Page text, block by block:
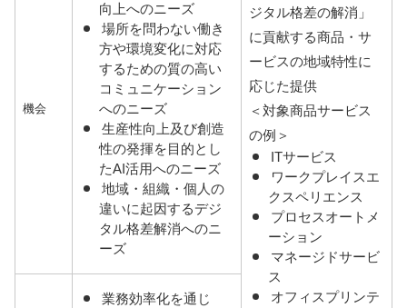
ジタル格差の解消」
に貢献する商品・サ
ービスの地域特性に
応じた提供
＜対象商品サービス
の例＞
ITサービス
ワークプレイスエ
クスペリエンス
プロセスオートメ
ーション
マネージドサービ
ス
オフィスプリンテ
機会
向上へのニーズ
場所を問わない働き
方や環境変化に対応
するための質の高い
コミュニケーション
へのニーズ
生産性向上及び創造
性の発揮を目的とし
たAI活用へのニーズ
地域・組織・個人の
違いに起因するデジ
タル格差解消へのニ
ーズ
業務効率化を通じ